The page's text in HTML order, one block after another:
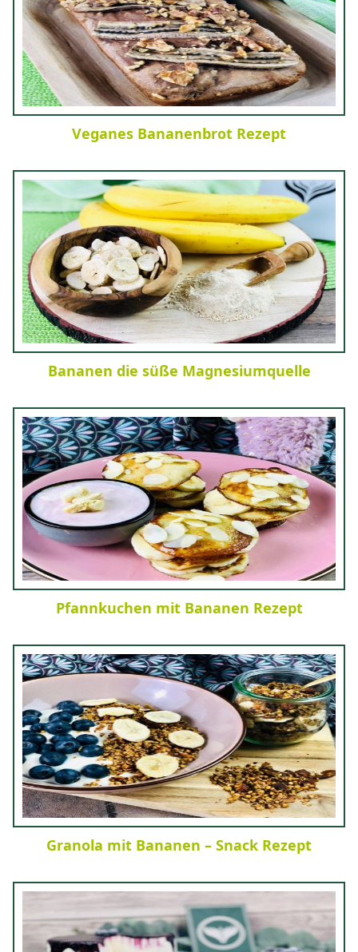
Veganes Bananenbrot Rezept
Bananen die süße Magnesiumquelle
Pfannkuchen mit Bananen Rezept
Granola mit Bananen – Snack Rezept